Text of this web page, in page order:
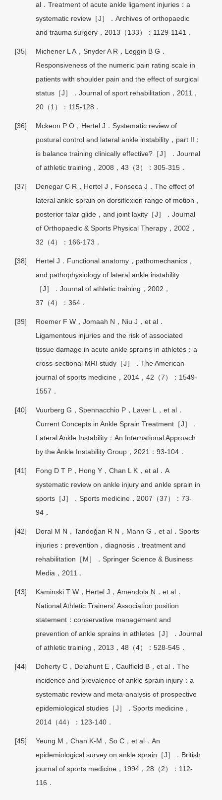
al．Treatment of acute ankle ligament injuries：a
systematic review［J］．Archives of orthopaedic
and trauma surgery，2013（133）：1129-1141．
[35]
Michener L A，Snyder A R，Leggin B G．
Responsiveness of the numeric pain rating scale in
patients with shoulder pain and the effect of surgical
status［J］．Journal of sport rehabilitation，2011，
20（1）：115-128．
[36]
Mckeon P O，Hertel J．Systematic review of
postural control and lateral ankle instability，part II：
is balance training clinically effective?［J］．Journal
of athletic training，2008，43（3）：305-315．
[37]
Denegar C R，Hertel J，Fonseca J．The effect of
lateral ankle sprain on dorsiflexion range of motion，
posterior talar glide，and joint laxity［J］．Journal
of Orthopaedic & Sports Physical Therapy，2002，
32（4）：166-173．
[38]
Hertel J．Functional anatomy，pathomechanics，
and pathophysiology of lateral ankle instability
［J］．Journal of athletic training，2002，
37（4）：364．
[39]
Roemer F W，Jomaah N，Niu J，et al．
Ligamentous injuries and the risk of associated
tissue damage in acute ankle sprains in athletes：a
cross-sectional MRI study［J］．The American
journal of sports medicine，2014，42（7）：1549-
1557．
[40]
Vuurberg G，Spennacchio P，Laver L，et al．
Current Concepts in Ankle Sprain Treatment［J］．
Lateral Ankle Instability：An International Approach
by the Ankle Instability Group，2021：93-104．
[41]
Fong D T P，Hong Y，Chan L K，et al．A
systematic review on ankle injury and ankle sprain in
sports［J］．Sports medicine，2007（37）：73-
94．
[42]
Doral M N，Tandoğan R N，Mann G，et al．Sports
injuries：prevention，diagnosis，treatment and
rehabilitation［M］．Springer Science & Business
Media，2011．
[43]
Kaminski T W，Hertel J，Amendola N，et al．
National Athletic Trainers’ Association position
statement：conservative management and
prevention of ankle sprains in athletes［J］．Journal
of athletic training，2013，48（4）：528-545．
[44]
Doherty C，Delahunt E，Caulfield B，et al．The
incidence and prevalence of ankle sprain injury：a
systematic review and meta-analysis of prospective
epidemiological studies［J］．Sports medicine，
2014（44）：123-140．
[45]
Yeung M，Chan K-M，So C，et al．An
epidemiological survey on ankle sprain［J］．British
journal of sports medicine，1994，28（2）：112-
116．